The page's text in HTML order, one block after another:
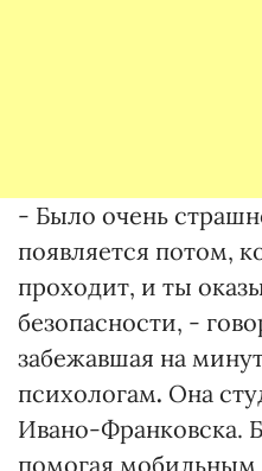
- Было очень
появляется потом,
проходит, и ты
безопасности, -
забежавшая на
психологам. Она
Ивано-Франковска.
помогая мобильным